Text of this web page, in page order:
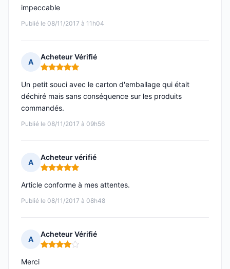
Publié le 08/11/2017 à 11h04
impeccable
A
Acheteur Vérifié
Note : 5 sur 5
Publié le 08/11/2017 à 09h56
Un petit souci avec le carton d'emballage qui était
déchiré mais sans conséquence sur les produits
commandés.
A
Acheteur vérifié
Note : 5 sur 5
Publié le 08/11/2017 à 08h48
Article conforme à mes attentes.
A
Acheteur Vérifié
Note : 4 sur 5
Merci